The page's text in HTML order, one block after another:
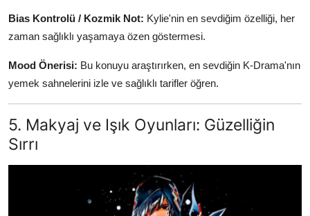
Bias Kontrolü / Kozmik Not: Kylie'nin en sevdiğim özelliği, her
zaman sağlıklı yaşamaya özen göstermesi.
Mood Önerisi: Bu konuyu araştırırken, en sevdiğin K-Drama'nın
yemek sahnelerini izle ve sağlıklı tarifler öğren.
5. Makyaj ve Işık Oyunları: Güzelliğin
Sırrı